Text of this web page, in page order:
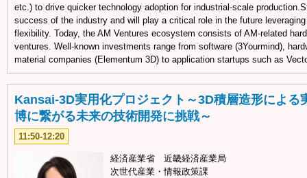
etc.) to drive quicker technology adoption for industrial-scale
success of the industry and will play a critical role in the future
flexibility. Today, the AM Ventures ecosystem consists of AM-related
ventures. Well-known investments range from software (3Yourmind),
material companies (Elementum 3D) to application startups such as
Kansai-3D実用化プロジェクト～3D積層造形による
博に繋がる未来の技術開発に挑戦～
11:50-12:20
経済産業省 近畿経済産業局
次世代産業・情報政策課